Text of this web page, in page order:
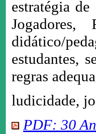
estratégia
didático/
estudantes,
regras
ludicidade,
PDF: 30